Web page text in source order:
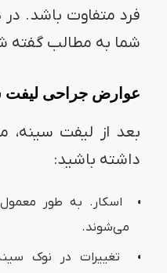
فرد متفاوت باشد.
شما به مطالب گفته
عوارض جراحی لیفت
بعد از لیفت سینه‌،
داشته باشید:
اسکار. به طور
می‌شوند.
تغییرات در نوک